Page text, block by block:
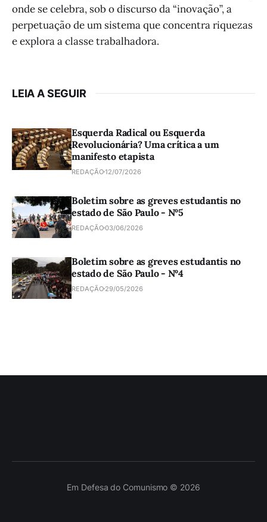
onde se celebra, sob o discurso da “inovação”, a
perpetuação de um sistema que concentra riquezas
e explora a classe trabalhadora.
LEIA A SEGUIR
Esquerda Radical ou Esquerda
Revolucionária? Uma crítica a um
manifesto etapista
REDAÇÃO12/07/2026
Boletim sobre as greves estudantis no
estado de São Paulo - Nº5
REDAÇÃO03/06/2026
Boletim sobre as greves estudantis no
estado de São Paulo - Nº4
REDAÇÃO 29/05/2026
Em Defesa do Comunismo © 2026